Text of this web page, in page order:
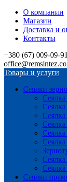
О компании
Магазин
Доставка и
Контакты
+380 (67) 009-09-
Товары и услуги
Сеялки
Сеялки